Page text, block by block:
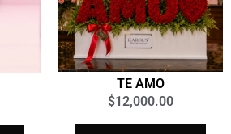
TE AMO
$12,000.00